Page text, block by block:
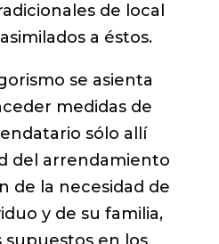
de local
a éstos.
se asienta
medidas de
sólo allí
del arrendamiento
de la necesidad de
y de su familia,